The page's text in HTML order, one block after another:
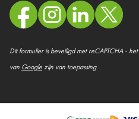
Dit formulier is beveiligd met reCAPTCHA - het
van Googlezijn van toepassing.